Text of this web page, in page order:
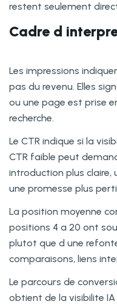
restent seulement
Cadre d
Les impressions
pas du revenu. Elles
ou une page est prise
recherche.
Le CTR indique si la
CTR faible peut
introduction plus claire,
une promesse plus
La position moyenne
positions 4 a 20 ont
plutot que d une
comparaisons, liens
Le parcours de
obtient de la visibilite